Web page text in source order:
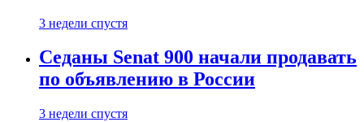
3 недели спустя
Седаны Senat 900 начали продавать
по объявлению в России
3 недели спустя